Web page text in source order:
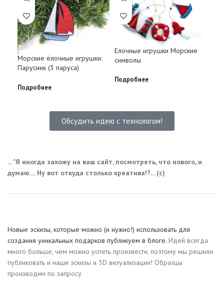
Морские ёлочные игрушки:
Парусник (3 паруса)
Подробнее
Елочные игрушки Морские
символы
Подробнее
Обсудить идею с технологом!
... "Я иногда захожу на ваш сайт, посмотреть, что нового, и
думаю.... Ну вот откуда столько креатива!?... (с)
Новые эскизы, которые можно (и нужно!) использовать для
создания уникальных подарков публикуем в блоге. Идей всегда
много больше, чем можно успеть произвести, поэтому мы решили
публиковать и наши эскизы и 3D визуализации! Образцы
производим по запросу